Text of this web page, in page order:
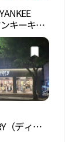
キーキャ
ェジュ（済
ロ（七星
들 제주칠
（ディス